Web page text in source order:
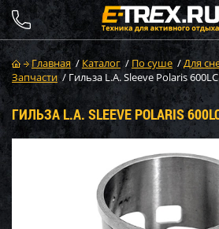
Главная / Каталог / По суше /Для
Запчасти / Гильза L.A. Sleeve Polaris
ГИЛЬЗА L.A. SLEEVE POLARIS